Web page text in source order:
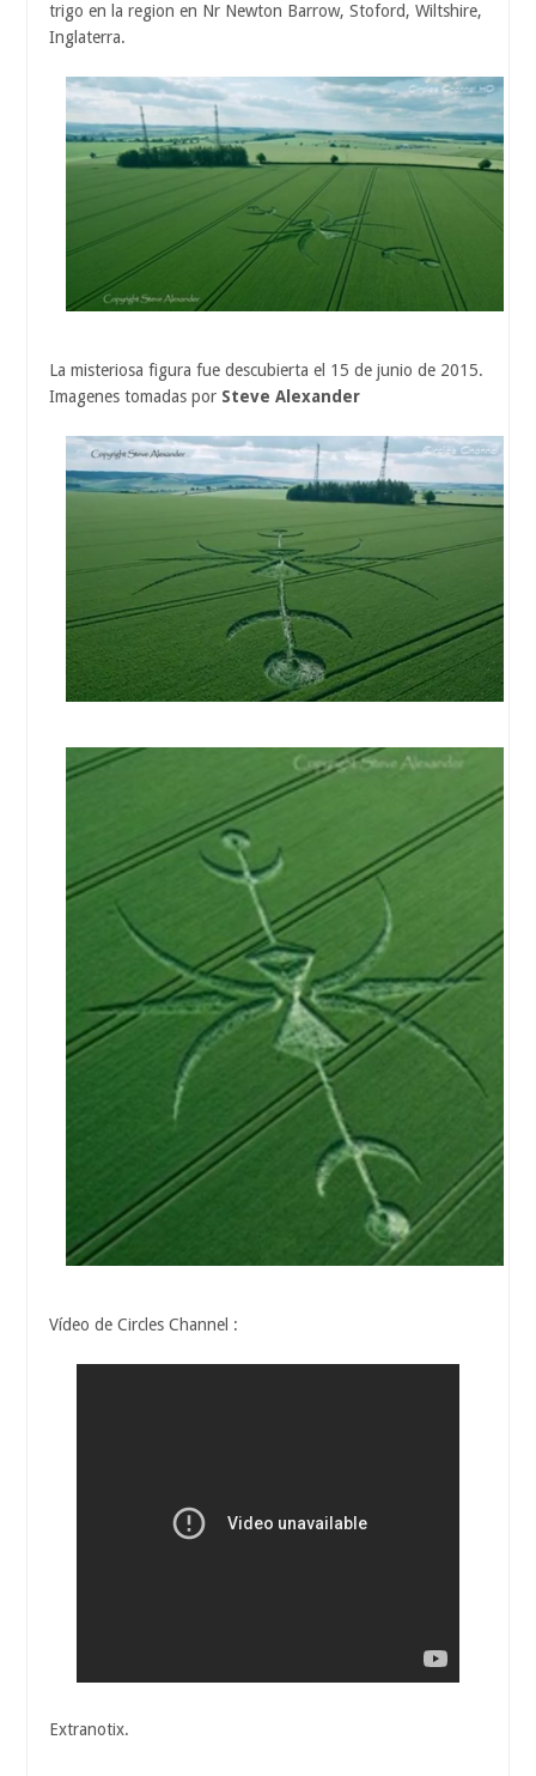
trigo en la region en Nr Newton Barrow, Stoford, Wiltshire,
Inglaterra.
La misteriosa figura fue descubierta el 15 de junio de 2015.
Imagenes tomadas por Steve Alexander
Vídeo de Circles Channel :
Extranotix.